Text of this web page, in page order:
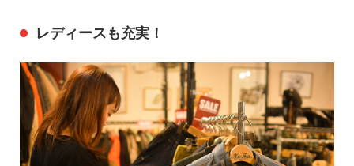
レディースも充実！